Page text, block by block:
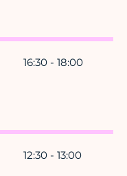
16:30 - 18:00
12:30 - 13:00